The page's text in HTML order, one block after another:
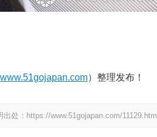
www.51gojapan.com）整理发布！
处：https://www.51gojapan.com/11129.html